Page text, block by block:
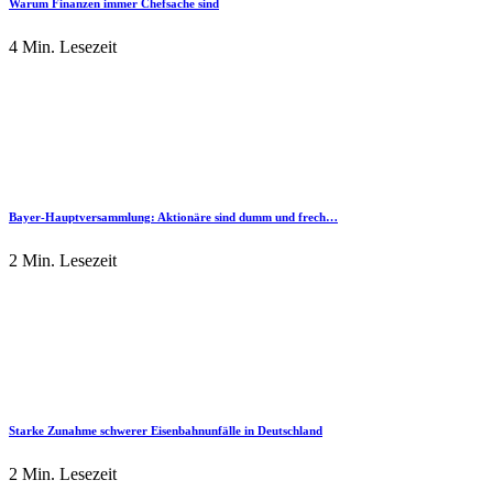
Warum Finanzen immer Chefsache sind
4 Min. Lesezeit
Bayer-Hauptversammlung: Aktionäre sind dumm und frech…
2 Min. Lesezeit
Starke Zunahme schwerer Eisenbahnunfälle in Deutschland
2 Min. Lesezeit